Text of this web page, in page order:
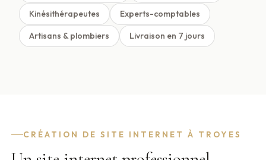
Kinésithérapeutes Experts-comptables
Artisans & plombiers Livraison en 7 jours
CRÉATION DE SITE INTERNET À TROYES